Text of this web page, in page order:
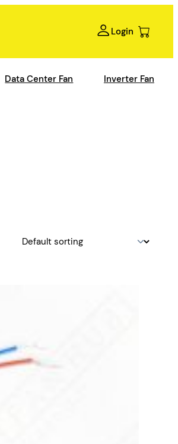
Login
Data Center Fan Inverter Fan